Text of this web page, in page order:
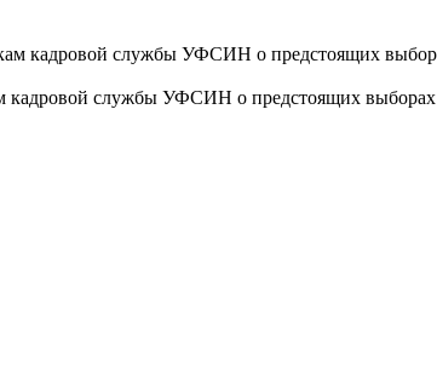
кадровой службы УФСИН о предстоящих выборах